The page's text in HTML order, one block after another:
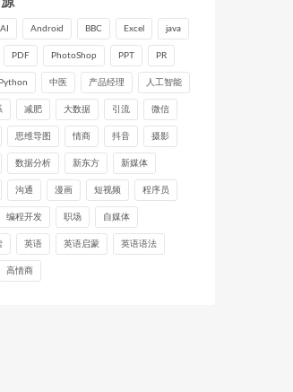
AI Android BBC Excel java
PDF PhotoShop PPT PR
Python 中医 产品经理 人工智能
减肥 大数据 引流 微信
思维导图 情商 抖音 摄影
数据分析 新东方 新媒体
沟通 漫画 短视频 程序员
编程开发 职场 自媒体
英语 英语启蒙 英语语法
高情商